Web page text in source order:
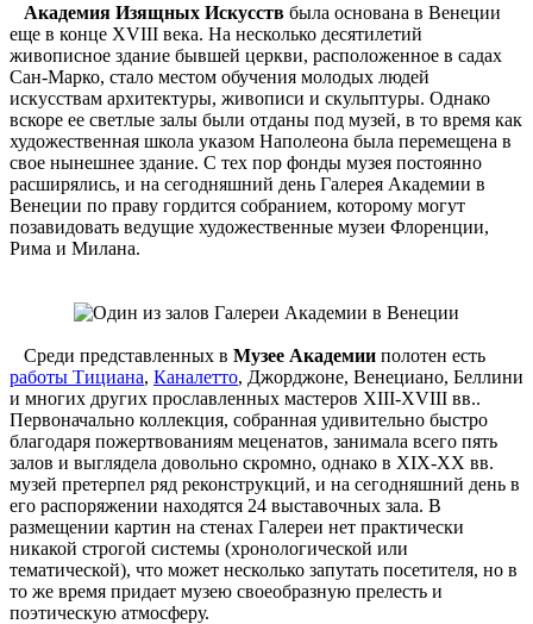
Академия Изящных Искусств была основана в Венеции
еще в конце XVIII века. На несколько десятилетий
живописное здание бывшей церкви, расположенное в садах
Сан-Марко, стало местом обучения молодых людей
искусствам архитектуры, живописи и скульптуры. Однако
вскоре ее светлые залы были отданы под музей, в то время как
художественная школа указом Наполеона была перемещена в
свое нынешнее здание. С тех пор фонды музея постоянно
расширялись, и на сегодняшний день Галерея Академии в
Венеции по праву гордится собранием, которому могут
позавидовать ведущие художественные музеи Флоренции,
Рима и Милана.
Среди представленных в Музее Академии полотен есть
работы Тициана, Каналетто, Джорджоне, Венециано, Беллини
и многих других прославленных мастеров XIII-XVIII вв..
Первоначально коллекция, собранная удивительно быстро
благодаря пожертвованиям меценатов, занимала всего пять
залов и выглядела довольно скромно, однако в XIX-XX вв.
музей претерпел ряд реконструкций, и на сегодняшний день в
его распоряжении находятся 24 выставочных зала. В
размещении картин на стенах Галереи нет практически
никакой строгой системы (хронологической или
тематической), что может несколько запутать посетителя, но в
то же время придает музею своеобразную прелесть и
поэтическую атмосферу.